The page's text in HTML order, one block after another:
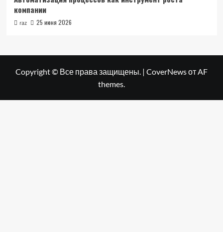
компании
raz 25 июня 2026
Copyright © Все права защищены. | CoverNewsот AF
themes.